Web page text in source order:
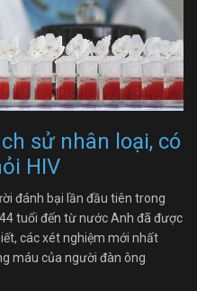
sử nhân loại, có
HIV
đánh bại lần đầu tiên trong
tuổi đến từ nước Anh đã được
các xét nghiệm mới nhất
máu của người đàn ông